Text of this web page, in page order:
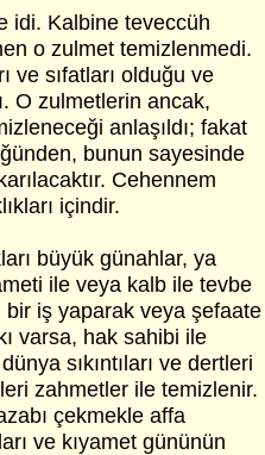
idi. Kalbine teveccüh
o zulmet temizlenmedi.
ve sıfatları olduğu ve
O zulmetlerin ancak,
anlaşıldı; fakat
bunun sayesinde
Cehennem
içindir.
büyük günahlar, ya
ile veya kalb ile tevbe
bir iş yaparak veya şefaate
varsa, hak sahibi ile
sıkıntıları ve dertleri
zahmetler ile temizlenir.
çekmekle affa
ve kıyamet gününün